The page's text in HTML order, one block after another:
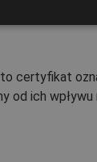
certyfikat
od ich wpływu